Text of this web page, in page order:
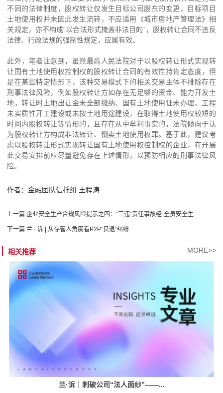
不同的法律制度，股权转让仅发生目标公司股东的变更，目标项目
土地使用权并未因此发生流转，不应适用《城市房地产管理法》相
关规定，亦不构成“以合法形式掩盖非法目的”，股权转让合同不违反
法律、行政法规的强制性规定，应属有效。
此外，笔者注意到，虽然最高人民法院对于以股权转让形式实现转
让国有土地使用权控制权的股权转让合同的有效性持肯定态度，但
是在某些特定情形下，该种交易模式下的相关交易主体不排除存在
刑事法律风险，例如股权转让方如存在无足够的资金、能力开发土
地，转让时土地出让金未全部缴纳、国有土地使用证未办理、工程
未实质性开工建设或未按土地用途建设，在取得土地使用权较短的
时间内股权转让等情形的，且存在从中牟利事实的，法院倾向于认
为股权转让方构成非法转让、倒卖土地使用权罪。基于此，建议考
虑以股权转让形式实现转让国有土地使用权控制权的企业，在开展
此交易安排前应尽量避免存在上述情形，以预防相应的刑事法律风
险。
作者：金融团队信托组 王程涛
上一篇:企业安全生产合规风险提示之四：“三违”责任事故经“全员安全生...
下一篇:兰 · 诉 | 从存管人角度看P2P“良退”纠纷
相关推荐 MORE>>
兰·诉｜刺破公司“法人面纱”——...